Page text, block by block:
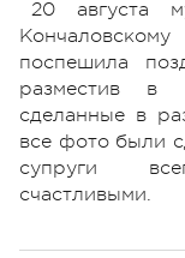
20 августа
поспешила
разместив в
сделанные в
все фото были
супруги
счастливыми.